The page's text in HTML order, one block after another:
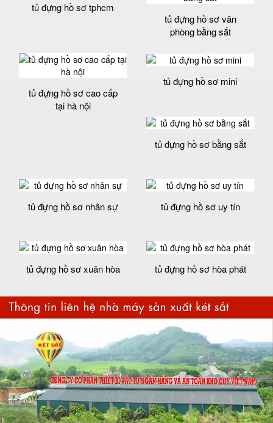
tủ đựng hồ sơ tphcm
tủ đựng hồ sơ văn
phòng bằng sắt
tủ đựng hồ sơ cao cấp
tại hà nội
tủ đựng hồ sơ mini
tủ đựng hồ sơ bằng sắt
tủ đựng hồ sơ nhân sự tủ đựng hồ sơ uy tín
tủ đựng hồ sơ xuân hòa tủ đựng hồ sơ hòa phát